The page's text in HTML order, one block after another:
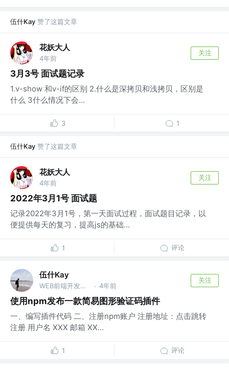
伍什Kay 赞了这篇文章
花妖大人
4年前
关注
3月3号 面试题记录
1.v-show 和v-if的区别 2.什么是深拷贝和浅拷贝，区别是
什么 3什么情况下会...
3 1
伍什Kay 赞了这篇文章
花妖大人
4年前
关注
2022年3月1号 面试题
记录2022年3月1号，第一天面试过程，面试题目记录，以
便提供每天的复习，提高js的基础...
1 评论
伍什Kay
WEB前端开发工程师 @上海博科资讯 · 4年前
关注
使用npm发布一款简易图形验证码插件
一、编写插件代码 二、注册npm账户 注册地址：点击跳转
注册 用户名 XXX 邮箱 XX...
1 评论